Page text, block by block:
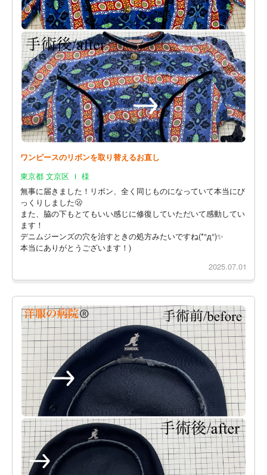
ワンピースのリボンを取り替えるお直し
東京都 文京区 Ｉ 様
無事に届きました！リボン、全く同じものになっていて本当にび
っくりしました🫢
また、脇の下もとてもいい感じに修復していただいて感動してい
ます！
デニムジーンズの穴を治すときの処方みたいですね(*°д°)✨
本当にありがとうございます！)
2025.07.01